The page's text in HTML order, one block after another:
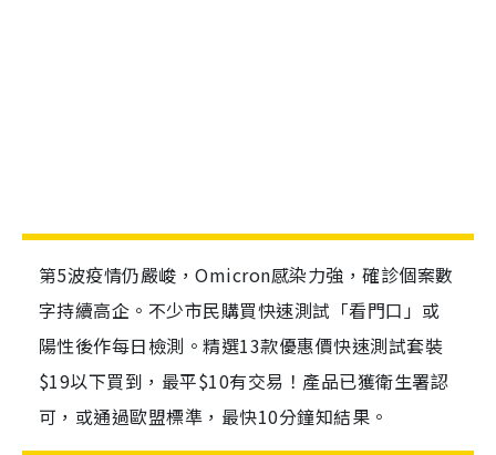
第5波疫情仍嚴峻，Omicron感染力強，確診個案數
字持續高企。不少市民購買快速測試「看門口」或
陽性後作每日檢測。精選13款優惠價快速測試套裝
$19以下買到，最平$10有交易！產品已獲衛生署認
可，或通過歐盟標準，最快10分鐘知結果。